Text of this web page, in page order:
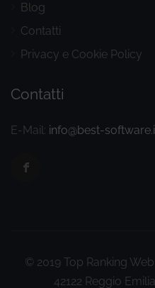
Blog
Contatti
Privacy e Cookie Policy
Contatti
E-Mail: info@best-
© 2019 Top Ranking
42122 Reggio